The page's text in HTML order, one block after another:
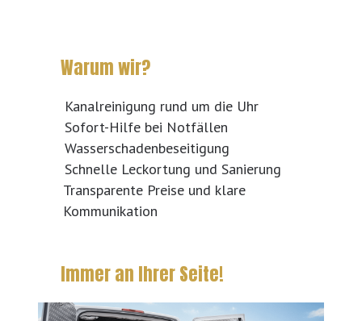
Warum wir?
Kanalreinigung rund um die Uhr
Sofort-Hilfe bei Notfällen
Wasserschadenbeseitigung
Schnelle Leckortung und Sanierung
Transparente Preise und klare
Kommunikation
Immer an Ihrer Seite!